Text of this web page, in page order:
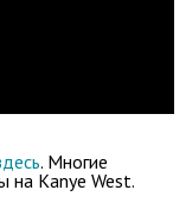
. Многие
на Kanye West.